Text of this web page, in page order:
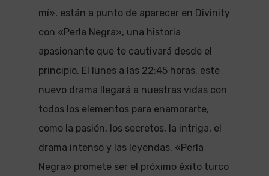
mí», están a punto de aparecer en Divinity
con «Perla Negra», una historia
apasionante que te cautivará desde el
principio. El lunes a las 22:45 horas, este
nuevo drama llegará a nuestras vidas con
todos los elementos para enamorarte,
como la pasión, los secretos, la intriga, el
drama intenso y las leyendas. «Perla
Negra» promete ser el próximo éxito turco